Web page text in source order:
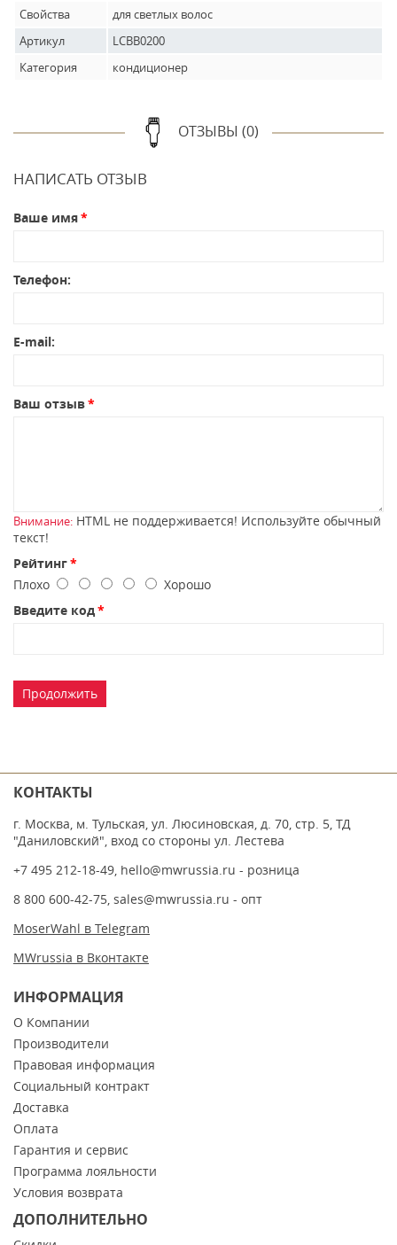
Свойства
для светлых волос
Артикул
LCBB0200
Категория
кондиционер
ОТЗЫВЫ (0)
НАПИСАТЬ ОТЗЫВ
Ваше имя
Телефон:
E-mail:
Ваш отзыв
Внимание: HTML не поддерживается! Используйте обычный
текст!
Рейтинг
Плохо
Хорошо
Введите код
Продолжить
КОНТАКТЫ
г. Москва, м. Тульская, ул. Люсиновская, д. 70, стр. 5, ТД
"Даниловский", вход со стороны ул. Лестева
+7 495 212-18-49, hello@mwrussia.ru - розница
8 800 600-42-75, sales@mwrussia.ru - опт
MoserWahl в Telegram
MWrussia в Вконтакте
ИНФОРМАЦИЯ
О Компании
Производители
Правовая информация
Социальный контракт
Доставка
Оплата
Гарантия и сервис
Программа лояльности
Условия возврата
ДОПОЛНИТЕЛЬНО